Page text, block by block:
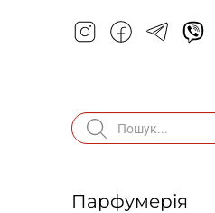
Парфумерія